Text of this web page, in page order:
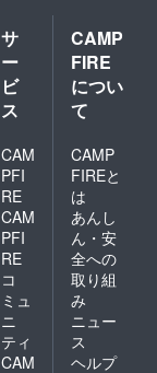
3月31日
です。
サ
ー
ビ
ス
CAM
PFI
RE
CAM
PFI
RE
コ
ミュ
ニ
ティ
CAM
CAMP
FIRE
につい
て
CAMP
FIREと
は
あんし
ん・安
全への
取り組
み
ニュー
ス
ヘルプ